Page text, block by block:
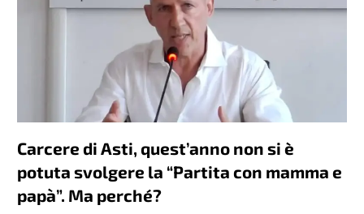
Carcere di Asti, quest’anno non si è
potuta svolgere la “Partita con mamma e
papà”. Ma perché?